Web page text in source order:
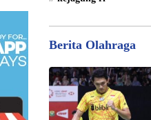
Berita Olahraga